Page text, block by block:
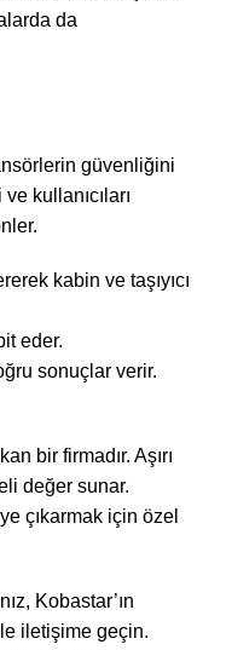
da
güvenliğini
kullanıcıları
kabin ve taşıyıcı
eder.
sonuçlar verir.
bir firmadır. Aşırı
değer sunar.
çıkarmak için özel
Kobastar’ın
iletişime geçin.